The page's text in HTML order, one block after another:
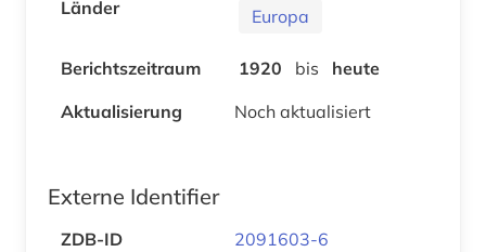
Länder
Europa
Berichtszeitraum 1920 bis
heute
Aktualisierung
Noch aktualisiert
Externe Identifier
ZDB-ID 2091603-6